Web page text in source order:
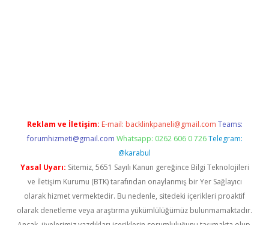
Reklam ve İletişim: E-mail: backlinkpaneli@gmail.com Teams:
forumhizmeti@gmail.com Whatsapp: 0262 606 0 726 Telegram:
@karabul
Yasal Uyarı: Sitemiz, 5651 Sayılı Kanun gereğince Bilgi Teknolojileri
ve İletişim Kurumu (BTK) tarafından onaylanmış bir Yer Sağlayıcı
olarak hizmet vermektedir. Bu nedenle, sitedeki içerikleri proaktif
olarak denetleme veya araştırma yükümlülüğümüz bulunmamaktadır.